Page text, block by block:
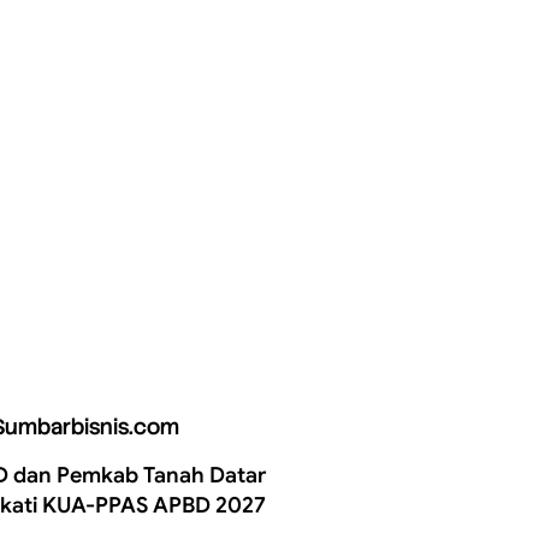
dan Pemkab Tanah Datar
KUA-PPAS APBD 2027